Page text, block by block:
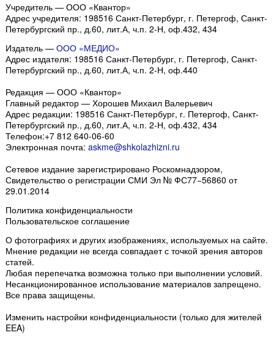
Учредитель — ООО «Квантор»
Адрес учредителя: 198516 Санкт-Петербург, г. Петергоф, Санкт-
Петербургский пр., д.60, лит.А, ч.п. 2-Н, оф.432, 434
Издатель — ООО «МЕДИО»
Адрес издателя: 198516 Санкт-Петербург, г. Петергоф, Санкт-
Петербургский пр., д.60, лит.А, ч.п. 2-Н, оф.440
Редакция — ООО «Квантор»
Главный редактор — Хорошев Михаил Валерьевич
Адрес редакции: 198516 Санкт-Петербург, г. Петергоф, Санкт-
Петербургский пр., д.60, лит.А, ч.п. 2-Н, оф.432, 434
Телефон:+7 812 640-06-60
Электронная почта: askme@shkolazhizni.ru
Сетевое издание зарегистрировано Роскомнадзором,
Свидетельство о регистрации СМИ Эл № ФС77−56860 от
29.01.2014
Политика конфиденциальности
Пользовательское соглашение
О фотографиях и других изображениях, используемых на сайте.
Мнение редакции не всегда совпадает с точкой зрения авторов
статей.
Любая перепечатка возможна только при выполнении условий.
Несанкционированное использование материалов запрещено.
Все права защищены.
Изменить настройки конфиденциальности (только для жителей
EEA)